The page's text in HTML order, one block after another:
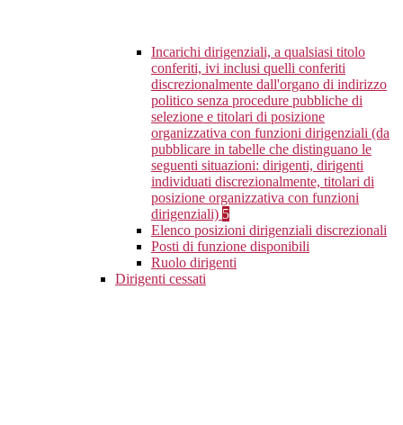
Incarichi dirigenziali, a qualsiasi titolo
conferiti, ivi inclusi quelli conferiti
discrezionalmente dall'organo di indirizzo
politico senza procedure pubbliche di
selezione e titolari di posizione
organizzativa con funzioni dirigenziali (da
pubblicare in tabelle che distinguano le
seguenti situazioni: dirigenti, dirigenti
individuati discrezionalmente, titolari di
posizione organizzativa con funzioni
dirigenziali) 5
Elenco posizioni dirigenziali discrezionali
Posti di funzione disponibili
Ruolo dirigenti
Dirigenti cessati